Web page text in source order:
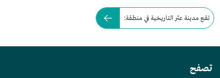
تقع مدينة عثر التاريخية في منطقة:
تصفح